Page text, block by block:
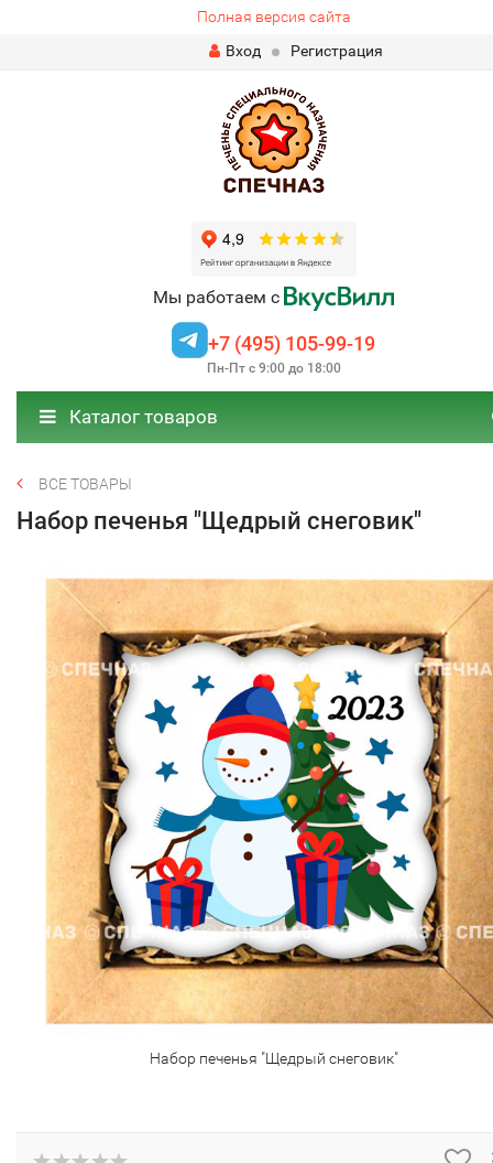
Полная версия сайта
Вход
Регистрация
Мы работаем с
+7 (495) 105-99-19
Пн-Пт с 9:00 до 18:00
Каталог товаров
ВСЕ ТОВАРЫ
Набор печенья "Щедрый снеговик"
Набор печенья "Щедрый снеговик"